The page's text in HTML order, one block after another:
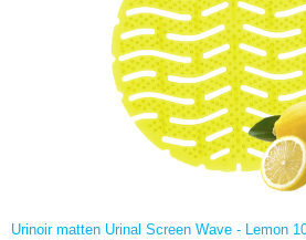
Urinoir matten Urinal Screen Wave - Lemon